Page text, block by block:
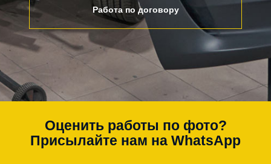
Работа по договору
Оценить работы по фото?
Присылайте нам на WhatsApp